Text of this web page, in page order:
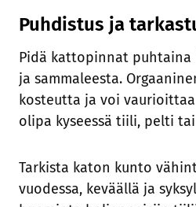
Puhdistus ja
Pidä kattopinnat puhtaina
ja sammaleesta.
kosteutta ja voi
olipa kyseessä tiili, pelti
Tarkista katon kunto
vuodessa, keväällä ja